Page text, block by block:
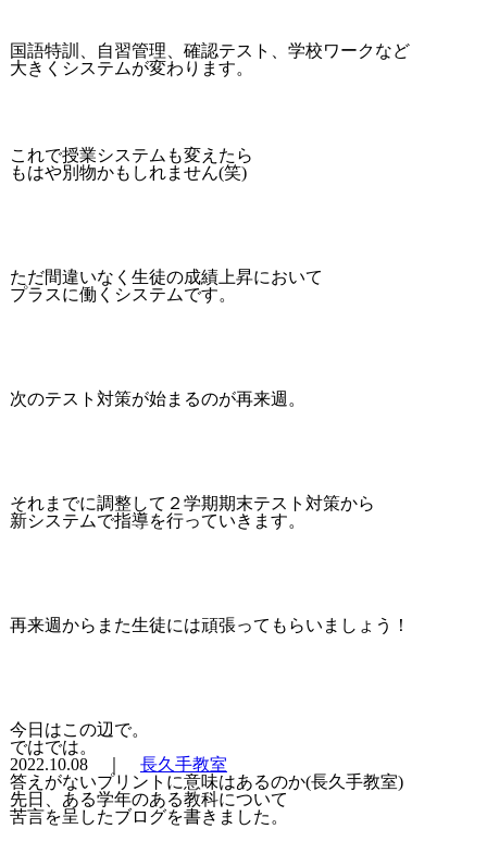
国語特訓、自習管理、確認テスト、学校ワークなど
大きくシステムが変わります。
これで授業システムも変えたら
もはや別物かもしれません(笑)
ただ間違いなく生徒の成績上昇において
プラスに働くシステムです。
次のテスト対策が始まるのが再来週。
それまでに調整して２学期期末テスト対策から
新システムで指導を行っていきます。
再来週からまた生徒には頑張ってもらいましょう！
今日はこの辺で。
ではでは。
2022.10.08 ｜ 長久手教室
答えがないプリントに意味はあるのか(長久手教室)
先日、ある学年のある教科について
苦言を呈したブログを書きました。